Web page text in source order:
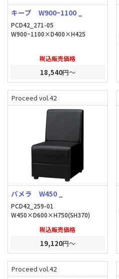
キープ W900~1100 _
PCD42_271-05
W900~1100×D400×H425
税込販売価格
18,540円～
Proceed vol.42
パメラ W450 _
PCD42_259-01
W450×D600×H750(SH370)
税込販売価格
19,120円～
Proceed vol.42